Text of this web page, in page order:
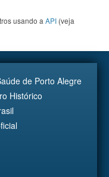
usando a API (veja
de Porto Alegre
Histórico